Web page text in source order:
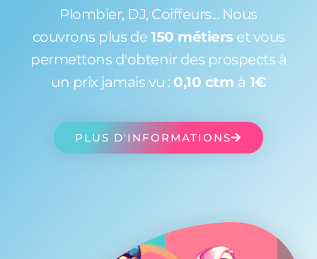
Plombier, DJ, Coiffeurs... Nous
couvrons plus de 150 métiers et vous
permettons d'obtenir des prospects à
un prix jamais vu : 0,10 ctm à 1€
PLUS D'INFORMATIONS